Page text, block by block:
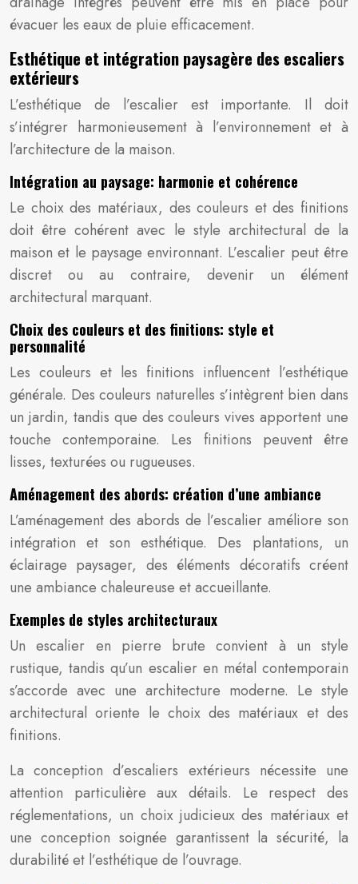
évacuer les eaux de pluie efficacement.
Esthétique et intégration paysagère des escaliers
extérieurs
L’esthétique de l’escalier est importante. Il doit
s’intégrer harmonieusement à l’environnement et à
l’architecture de la maison.
Intégration au paysage: harmonie et cohérence
Le choix des matériaux, des couleurs et des finitions
doit être cohérent avec le style architectural de la
maison et le paysage environnant. L’escalier peut être
discret ou au contraire, devenir un élément
architectural marquant.
Choix des couleurs et des finitions: style et
personnalité
Les couleurs et les finitions influencent l’esthétique
générale. Des couleurs naturelles s’intègrent bien dans
un jardin, tandis que des couleurs vives apportent une
touche contemporaine. Les finitions peuvent être
lisses, texturées ou rugueuses.
Aménagement des abords: création d’une ambiance
L’aménagement des abords de l’escalier améliore son
intégration et son esthétique. Des plantations, un
éclairage paysager, des éléments décoratifs créent
une ambiance chaleureuse et accueillante.
Exemples de styles architecturaux
Un escalier en pierre brute convient à un style
rustique, tandis qu’un escalier en métal contemporain
s’accorde avec une architecture moderne. Le style
architectural oriente le choix des matériaux et des
finitions.
La conception d’escaliers extérieurs nécessite une
attention particulière aux détails. Le respect des
réglementations, un choix judicieux des matériaux et
une conception soignée garantissent la sécurité, la
durabilité et l’esthétique de l’ouvrage.